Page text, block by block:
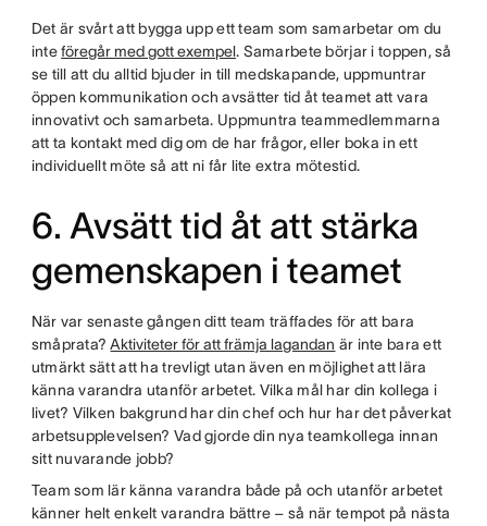
Det är svårt att bygga upp ett team som samarbetar om du
inteföregår med gott exempel. Samarbete börjar i toppen, så
se till att du alltid bjuder in till medskapande, uppmuntrar
öppen kommunikation och avsätter tid åt teamet att vara
innovativt och samarbeta. Uppmuntra teammedlemmarna
att ta kontakt med dig om de har frågor, eller boka in ett
individuellt möte så att ni får lite extra mötestid.
6. Avsätt tid åt att stärka
gemenskapen i teamet
När var senaste gången ditt team träffades för att bara
småprata?Aktiviteter för att främja lagandan är inte bara ett
utmärkt sätt att ha trevligt utan även en möjlighet att lära
känna varandra utanför arbetet. Vilka mål har din kollega i
livet? Vilken bakgrund har din chef och hur har det påverkat
arbetsupplevelsen? Vad gjorde din nya teamkollega innan
sitt nuvarande jobb?
Team som lär känna varandra både på och utanför arbetet
känner helt enkelt varandra bättre – så när tempot på nästa